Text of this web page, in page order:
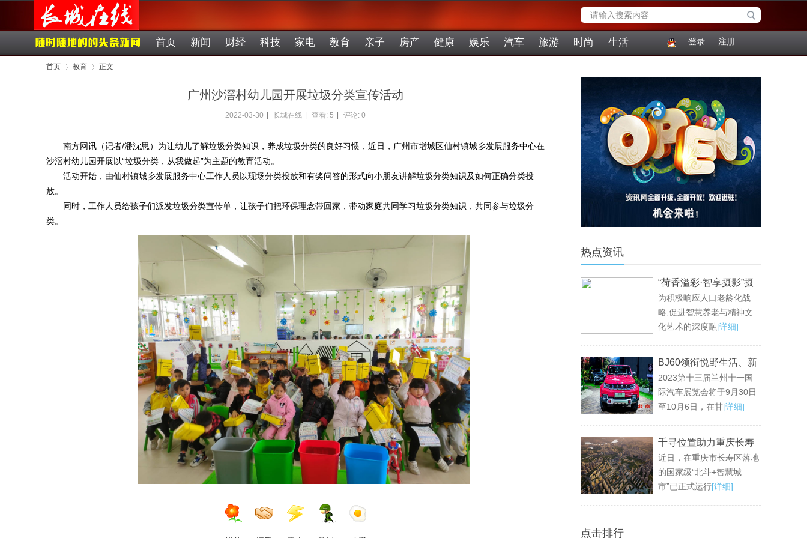
首页 新闻 财经 科技 家电 教育 亲子 房产 健康 娱乐 汽车 旅游 时尚 生活 登录 注册
首页 教育 正文
广州沙滘村幼儿园开展垃圾分类宣传活动
2022-03-30 长城在线 查看: 5 评论: 0
南方网讯（记者/潘沈思）为让幼儿了解垃圾分类知识，养成垃圾分类的良好习惯，近日，广州市增城区仙村镇城乡发展服务中心在
沙滘村幼儿园开展以“垃圾分类，从我做起”为主题的教育活动。
活动开始，由仙村镇城乡发展服务中心工作人员以现场分类投放和有奖问答的形式向小朋友讲解垃圾分类知识及如何正确分类投
放。
同时，工作人员给孩子们派发垃圾分类宣传单，让孩子们把环保理念带回家，带动家庭共同学习垃圾分类知识，共同参与垃圾分
类。
热点资讯
“荷香溢彩·智享摄影”摄
影公益活动成功举办，
共绘老龄生活新画卷
为积极响应人口老龄化战
略,促进智慧养老与精神文
化艺术的深度融[详细]
BJ60领衔悦野生活、新
魔方领衔悦己生活，兰
州十一国际车展不见不
散！
2023第十三届兰州十一国
际汽车展览会将于9月30日
至10月6日，在甘[详细]
千寻位置助力重庆长寿
区打造国家级“北斗+智
慧城市”
近日，在重庆市长寿区落地
的国家级“北斗+智慧城
市”已正式运行[详细]
点击排行